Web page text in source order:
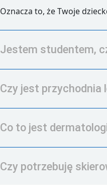
Oznacza to, że Twoje
Jestem studentem,
Czy jest przychodnia
Co to jest
Czy potrzebuję